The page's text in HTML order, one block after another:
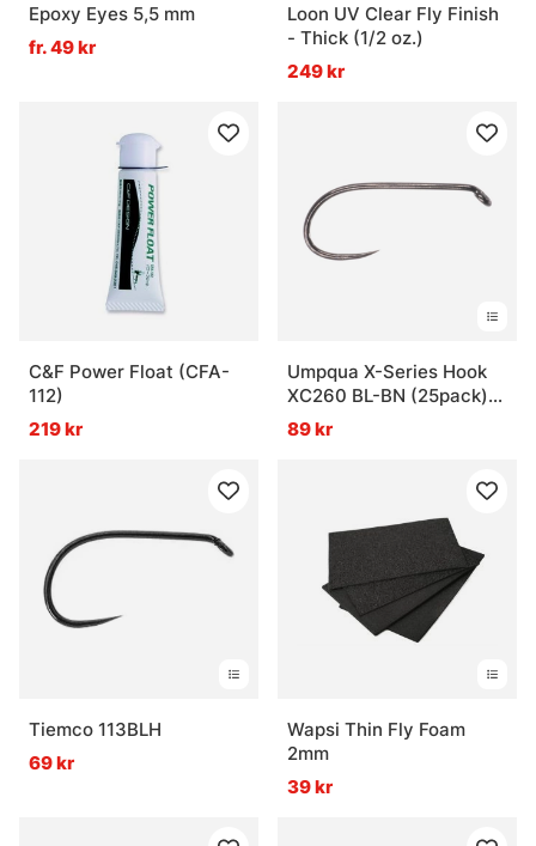
Epoxy Eyes 5,5 mm
fr. 49 kr
Loon UV Clear Fly Finish
- Thick (1/2 oz.)
249 kr
C&F Power Float (CFA-
112)
219 kr
Umpqua X-Series Hook
XC260 BL-BN (25pack)
Wet and Nymph
89 kr
Tiemco 113BLH
69 kr
Wapsi Thin Fly Foam
2mm
39 kr